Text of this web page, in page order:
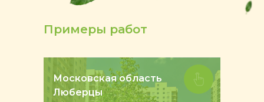
Примеры работ
Московская область
Люберцы